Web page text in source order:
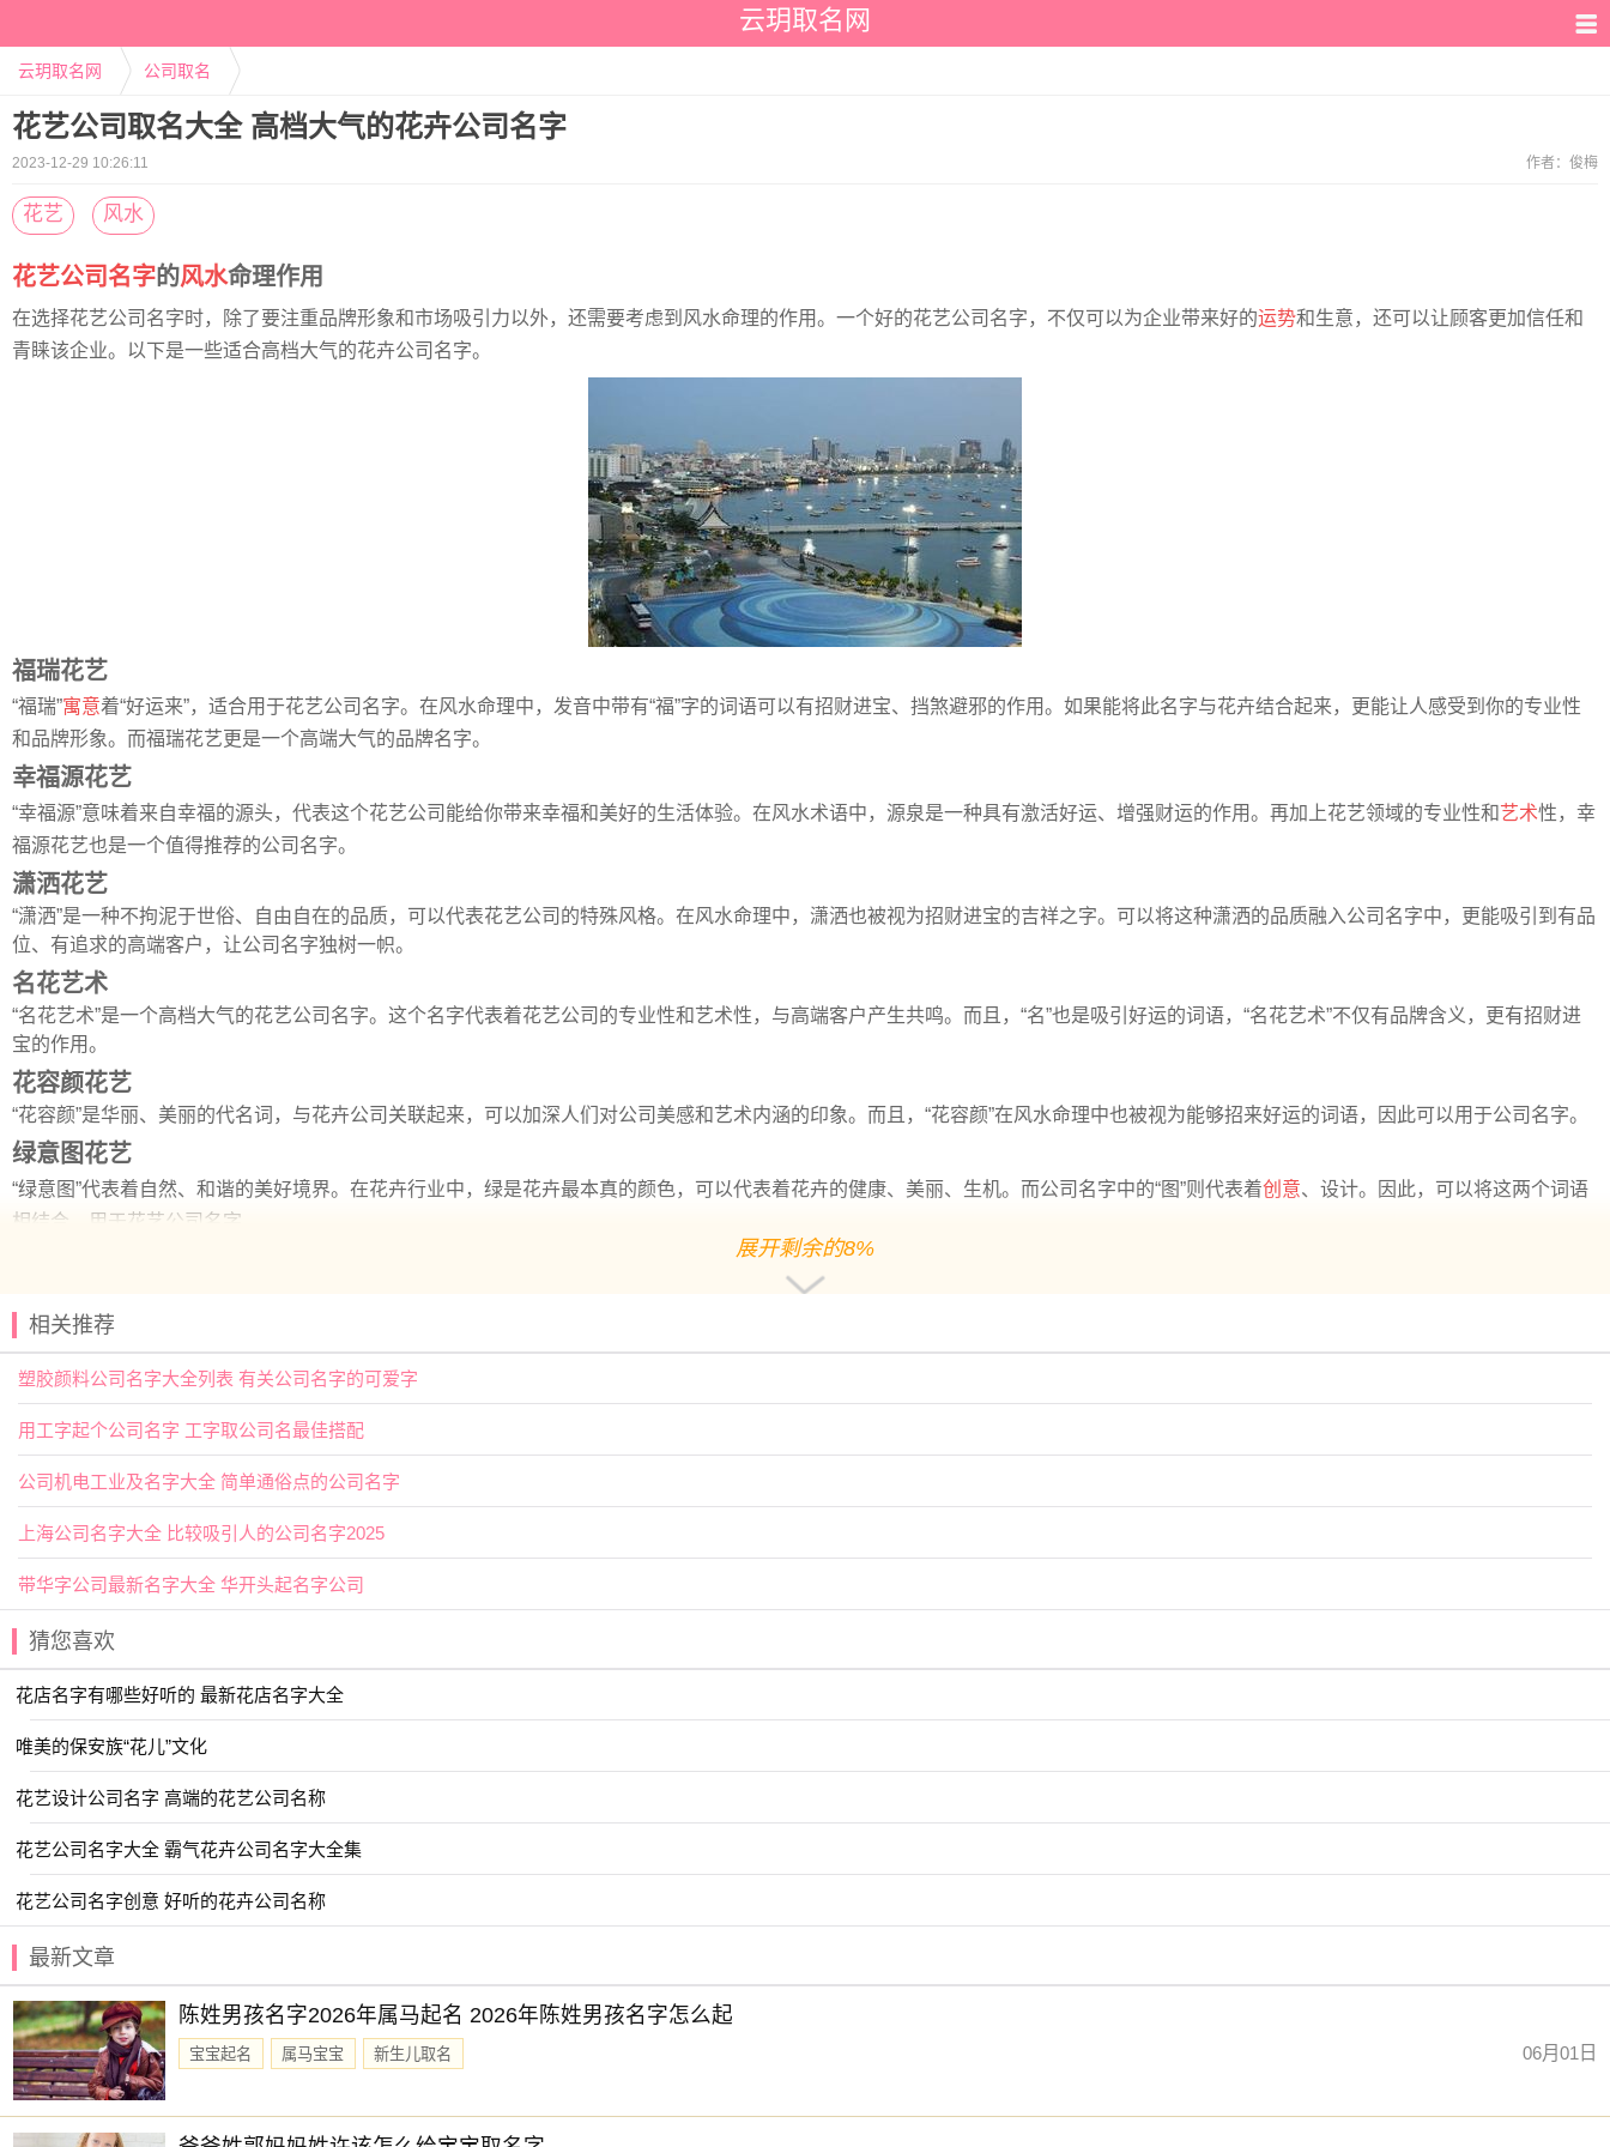
云玥取名网
云玥取名网 公司取名
花艺公司取名大全 高档大气的花卉公司名字
2023-12-29 10:26:11 作者： 俊梅
花艺 风水
花艺公司 名字的风水命理作用
在选择花艺公司名字时，除了要注重品牌形象和市场吸引力以外，还需要考虑到风水命理的作用。一个好的花艺公司名字，不仅可以为企业带来好的运势和生意，还可以让顾客更加信任和
青睐该企业。以下是一些适合高档大气的花卉公司名字。
福瑞花艺
“福瑞”寓意着“好运来”，适合用于花艺公司名字。在风水命理中，发音中带有“福”字的词语可以有招财进宝、挡煞避邪的作用。如果能将此名字与花卉结合起来，更能让人感受到你的专业性
和品牌形象。而福瑞花艺更是一个高端大气的品牌名字。
幸福源花艺
“幸福源”意味着来自幸福的源头，代表这个花艺公司能给你带来幸福和美好的生活体验。在风水术语中，源泉是一种具有激活好运、增强财运的作用。再加上花艺领域的专业性和艺术性，幸
福源花艺也是一个值得推荐的公司名字。
潇洒花艺
“潇洒”是一种不拘泥于世俗、自由自在的品质，可以代表花艺公司的特殊风格。在风水命理中，潇洒也被视为招财进宝的吉祥之字。可以将这种潇洒的品质融入公司名字中，更能吸引到有品
位、有追求的高端客户，让公司名字独树一帜。
名花艺术
“名花艺术”是一个高档大气的花艺公司名字。这个名字代表着花艺公司的专业性和艺术性，与高端客户产生共鸣。而且，“名”也是吸引好运的词语，“名花艺术”不仅有品牌含义，更有招财进
宝的作用。
花容颜花艺
“花容颜”是华丽、美丽的代名词，与花卉公司关联起来，可以加深人们对公司美感和艺术内涵的印象。而且，“花容颜”在风水命理中也被视为能够招来好运的词语，因此可以用于公司名字。
绿意图花艺
“绿意图”代表着自然、和谐的美好境界。在花卉行业中，绿是花卉最本真的颜色，可以代表着花卉的健康、美丽、生机。而公司名字中的“图”则代表着创意、设计。因此，可以将这两个词语
相结合，用于花艺公司名字。
雅、灵都是高贵、高雅的代名词。而且，“雅”在风水命理中被视为是能够提升公司名气和吸引客户的词语。再加上“灵”代表着恰到好处的灵动和优美，这个名字非常适合高档大气的花卉公
司。
盛世花艺
力的行业，盛世花艺这个名字不仅有品牌含义，更有风水命理上的好处
花意诗花艺
人留下强烈的印象。
的花卉公司命名，可以参考以上这些名字，选择适合你公司的名字，让你的公司更有吸引力。
取一个公司名不难，但要取一个好的公司名就有相当的难度了。在现实生活中，很多的生意人或老板要求名字要符合风水，公司名要吉祥，有财运。所谓，适合自己的才是最好的。想
给公司取一个好名字吗？选择下方的【公司起名】，为公司起一个吉利的好名字吧。
展开剩余的8%
相关推荐
塑胶颜料公司名字大全列表 有关公司名字的可爱字
用工字起个公司名字 工字取公司名最佳搭配
公司机电工业及名字大全 简单通俗点的公司名字
上海公司名字大全 比较吸引人的公司名字2025
带华字公司最新名字大全 华开头起名字公司
猜您喜欢
花店名字有哪些好听的 最新花店名字大全
唯美的保安族“花儿”文化
花艺设计公司名字 高端的花艺公司名称
花艺公司名字大全 霸气花卉公司名字大全集
花艺公司名字创意 好听的花卉公司名称
最新文章
陈姓男孩名字2026年属马起名 2026年陈姓男孩名字怎么起
宝宝起名 属马宝宝 新生儿取名 06月01日